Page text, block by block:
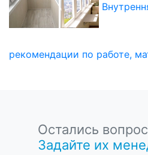
рекомендации по работе,
Остались
Задайте их